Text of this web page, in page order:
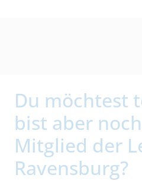
Du möchtest
bist aber
Mitglied der
Ravensburg?